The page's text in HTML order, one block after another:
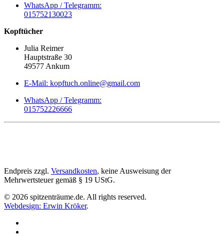
WhatsApp / Telegramm:
015752130023
Kopftücher
Julia Reimer
Hauptstraße 30
49577 Ankum
E-Mail: kopftuch.online@gmail.com
WhatsApp / Telegramm:
015752226666
Endpreis zzgl. Versandkosten, keine Ausweisung der
Mehrwertsteuer gemäß § 19 UStG.
© 2026 spitzenträume.de. All rights reserved.
Webdesign: Erwin Kröker.